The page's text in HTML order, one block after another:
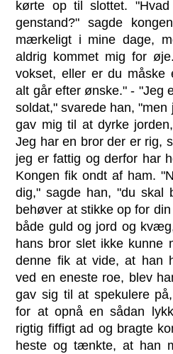
kørte op til slottet.
genstand?" sagde
mærkeligt i mine dage,
aldrig kommet mig for
vokset, eller er du måske
alt går efter ønske." - "Jeg
soldat," svarede han,
gav mig til at dyrke
Jeg har en bror der er rig,
jeg er fattig og derfor har
Kongen fik ondt af ham.
dig," sagde han, "du skal
behøver at stikke op for
både guld og jord og
hans bror slet ikke kunne
denne fik at vide, at han
ved en eneste roe, blev
gav sig til at spekulere
for at opnå en sådan
rigtig fiffigt ad og bragte
heste og tænkte, at han